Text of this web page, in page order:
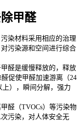
甲醛
染材料采用相应的治理
污染源和空间进行综合
醛是缓慢释放的，释放
促使甲醛加速游离（24
上），瞬间分解，强力
醛（TVOCs）等污染物
污染，对人体安全无